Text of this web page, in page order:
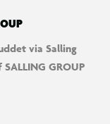
via Salling
GROUP